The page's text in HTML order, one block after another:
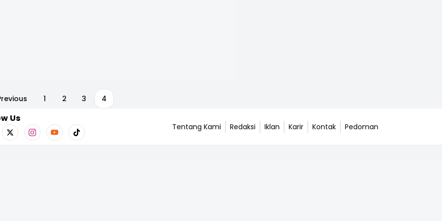
1 2 3 4
Us
Tentang Kami Redaksi Iklan Karir Kontak Pedoman